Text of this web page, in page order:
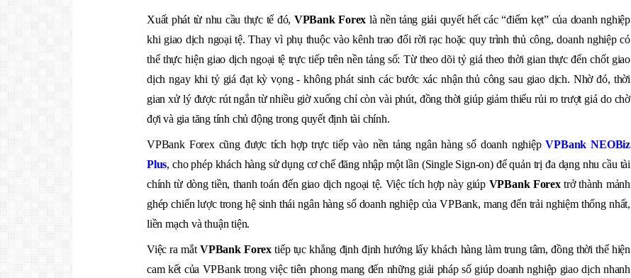
Xuất phát từ nhu cầu thực tế đó, VPBank Forex là nền tảng giải quyết hết các “điểm kẹt” của doanh nghiệp
khi giao dịch ngoại tệ. Thay vì phụ thuộc vào kênh trao đổi rời rạc hoặc quy trình thủ công, doanh nghiệp có
thể thực hiện giao dịch ngoại tệ trực tiếp trên nền tảng số: Từ theo dõi tỷ giá theo thời gian thực đến chốt giao
dịch ngay khi tỷ giá đạt kỳ vọng - không phát sinh các bước xác nhận thủ công sau giao dịch. Nhờ đó, thời
gian xử lý được rút ngắn từ nhiều giờ xuống chỉ còn vài phút, đồng thời giúp giảm thiểu rủi ro trượt giá do chờ
đợi và gia tăng tính chủ động trong quyết định tài chính.
VPBank Forex cũng được tích hợp trực tiếp vào nền tảng ngân hàng số doanh nghiệpVPBank NEOBiz
Plus, cho phép khách hàng sử dụng cơ chế đăng nhập một lần (Single Sign-on) để quản trị đa dạng nhu cầu tài
chính từ dòng tiền, thanh toán đến giao dịch ngoại tệ. Việc tích hợp này giúp VPBank Forextrở thành mảnh
ghép chiến lược trong hệ sinh thái ngân hàng số doanh nghiệp của VPBank, mang đến trải nghiệm thống nhất,
liền mạch và thuận tiện.
Việc ra mắt VPBank Forextiếp tục khẳng định định hướng lấy khách hàng làm trung tâm, đồng thời thể hiện
cam kết của VPBank trong việc tiên phong mang đến những giải pháp số giúp doanh nghiệp giao dịch nhanh